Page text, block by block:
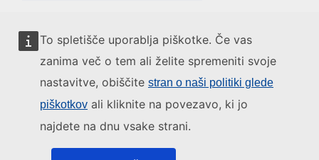
To spletišče uporablja piškotke. Če vas
zanima več o tem ali želite spremeniti svoje
nastavitve, obiščite stran o naši politiki glede
piškotkov ali kliknite na povezavo, ki jo
najdete na dnu vsake strani.
Družbeni mediji
Institucije in organi EU